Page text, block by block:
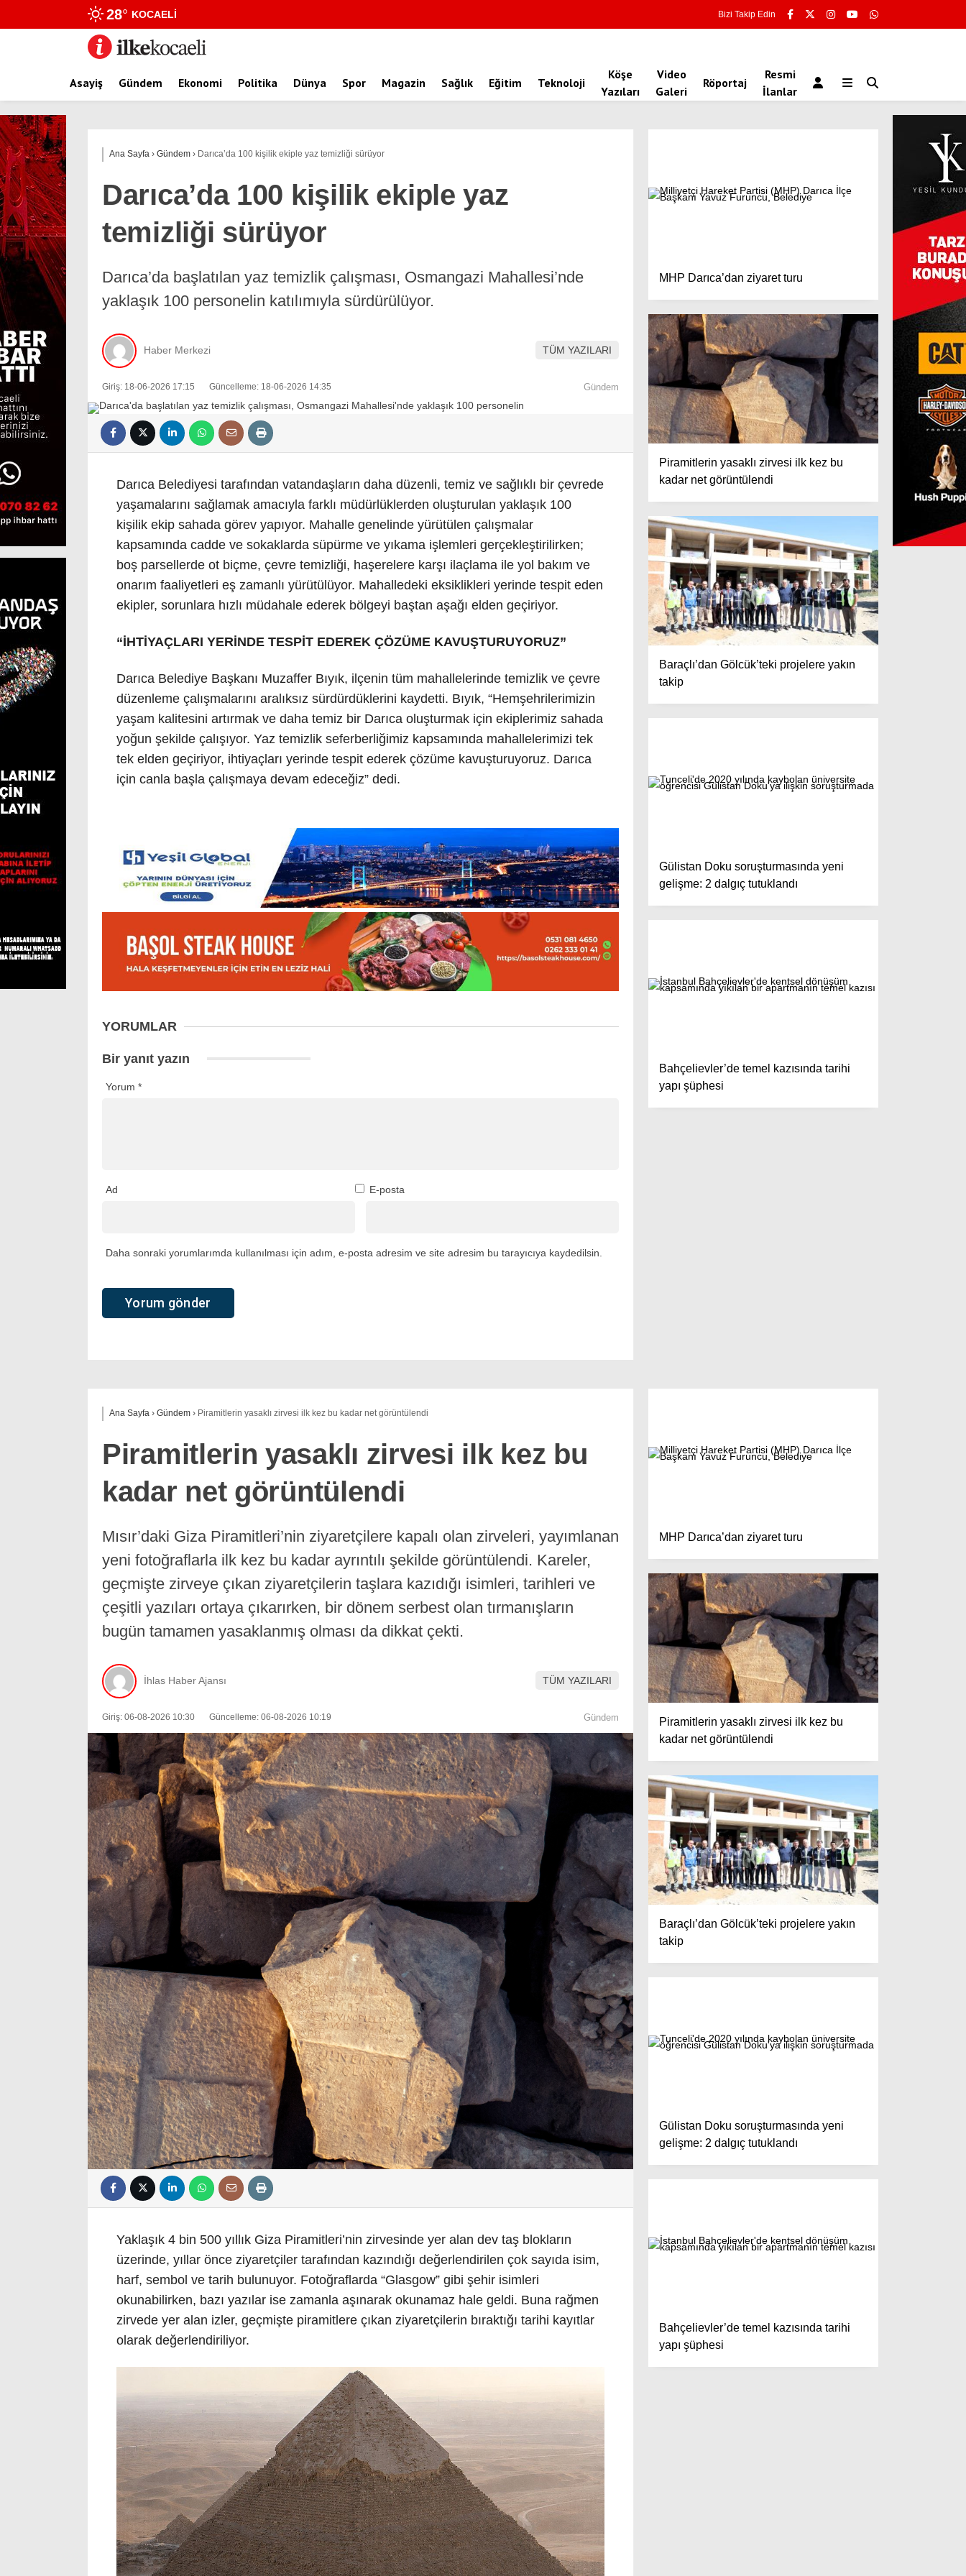
28° KOCAELI Bizi Takip Edin
Asayiş Gündem Ekonomi Politika Dünya Spor Magazin Sağlık Eğitim Teknoloji
Köşe
Yazıları
Video
Galeri
Röportaj
Resmi
İlanlar
Ana Sayfa › Gündem › Darıca’da 100 kişilik ekiple yaz temizliği sürüyor
Darıca’da 100 kişilik ekiple yaz
temizliği sürüyor
Darıca’da başlatılan yaz temizlik çalışması, Osmangazi Mahallesi’nde
yaklaşık 100 personelin katılımıyla sürdürülüyor.
Haber Merkezi TÜM YAZILARI
Giriş: 18-06-2026 17:15 Güncelleme: 18-06-2026 14:35 Gündem
Darıca Belediyesi tarafından vatandaşların daha düzenli, temiz ve sağlıklı bir çevrede
yaşamalarını sağlamak amacıyla farklı müdürlüklerden oluşturulan yaklaşık 100
kişilik ekip sahada görev yapıyor. Mahalle genelinde yürütülen çalışmalar
kapsamında cadde ve sokaklarda süpürme ve yıkama işlemleri gerçekleştirilirken;
boş parsellerde ot biçme, çevre temizliği, haşerelere karşı ilaçlama ile yol bakım ve
onarım faaliyetleri eş zamanlı yürütülüyor. Mahalledeki eksiklikleri yerinde tespit eden
ekipler, sorunlara hızlı müdahale ederek bölgeyi baştan aşağı elden geçiriyor.
“İHTİYAÇLARI YERİNDE TESPİT EDEREK ÇÖZÜME KAVUŞTURUYORUZ”
Darıca Belediye Başkanı Muzaffer Bıyık, ilçenin tüm mahallelerinde temizlik ve çevre
düzenleme çalışmalarını aralıksız sürdürdüklerini kaydetti. Bıyık, “Hemşehrilerimizin
yaşam kalitesini artırmak ve daha temiz bir Darıca oluşturmak için ekiplerimiz sahada
yoğun şekilde çalışıyor. Yaz temizlik seferberliğimiz kapsamında mahallelerimizi tek
tek elden geçiriyor, ihtiyaçları yerinde tespit ederek çözüme kavuşturuyoruz. Darıca
için canla başla çalışmaya devam edeceğiz” dedi.
YORUMLAR
Bir yanıt yazın
Yorum *
Ad E-posta
Daha sonraki yorumlarımda kullanılması için adım, e-posta adresim ve site adresim bu tarayıcıya kaydedilsin.
MHP Darıca’dan ziyaret turu
Piramitlerin yasaklı zirvesi ilk kez bu
kadar net görüntülendi
Baraçlı’dan Gölcük’teki projelere yakın
takip
Gülistan Doku soruşturmasında yeni
gelişme: 2 dalgıç tutuklandı
Bahçelievler’de temel kazısında tarihi
yapı şüphesi
Ana Sayfa › Gündem › Piramitlerin yasaklı zirvesi ilk kez bu kadar net görüntülendi
Piramitlerin yasaklı zirvesi ilk kez bu
kadar net görüntülendi
Mısır’daki Giza Piramitleri’nin ziyaretçilere kapalı olan zirveleri, yayımlanan
yeni fotoğraflarla ilk kez bu kadar ayrıntılı şekilde görüntülendi. Kareler,
geçmişte zirveye çıkan ziyaretçilerin taşlara kazıdığı isimleri, tarihleri ve
çeşitli yazıları ortaya çıkarırken, bir dönem serbest olan tırmanışların
bugün tamamen yasaklanmış olması da dikkat çekti.
İhlas Haber Ajansı TÜM YAZILARI
Giriş: 06-08-2026 10:30 Güncelleme: 06-08-2026 10:19 Gündem
Yaklaşık 4 bin 500 yıllık Giza Piramitleri’nin zirvesinde yer alan dev taş blokların
üzerinde, yıllar önce ziyaretçiler tarafından kazındığı değerlendirilen çok sayıda isim,
harf, sembol ve tarih bulunuyor. Fotoğraflarda “Glasgow” gibi şehir isimleri
okunabilirken, bazı yazılar ise zamanla aşınarak okunamaz hale geldi. Buna rağmen
zirvede yer alan izler, geçmişte piramitlere çıkan ziyaretçilerin bıraktığı tarihi kayıtlar
olarak değerlendiriliyor.
MHP Darıca’dan ziyaret turu
Piramitlerin yasaklı zirvesi ilk kez bu
kadar net görüntülendi
Baraçlı’dan Gölcük’teki projelere yakın
takip
Gülistan Doku soruşturmasında yeni
gelişme: 2 dalgıç tutuklandı
Bahçelievler’de temel kazısında tarihi
yapı şüphesi